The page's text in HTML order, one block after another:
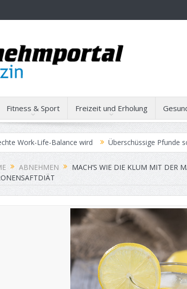
Fitness & Sport Freizeit und Erholung
Balance wird Überschüssige Pfunde schneller als
ABNEHMEN
MACH’S WIE DIE KLUM MIT DER